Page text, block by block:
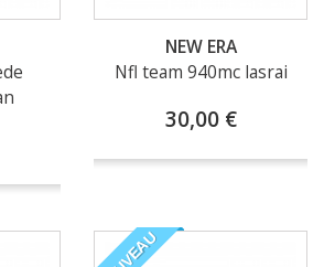
NEW ERA
Nfl team 940mc lasrai
30,00 €